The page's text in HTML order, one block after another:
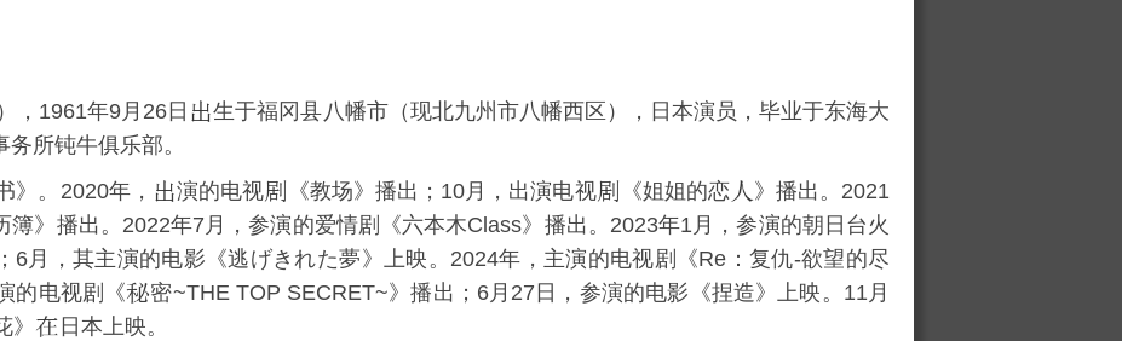
，1961年9月26日 生于福冈县八幡市（现北九州市八幡西区 ），日本演员，毕业于东海大
所钝牛俱乐部。
》。2020年， 演的电视 《教场》播出；10月，出演电视 《姐姐的恋
》播出。2021
簿》播出。2022年7月，参演的爱情剧《六本木Class》播出。2023年1月，参演的朝日台火
6月，其主演的电影《逃げきれた夢》上映。2024年，主演的电视剧《Re：复仇-欲望的尽
的电视剧《
密~THE TOP SECRET~》播出；6月27日，参演的电影《捏造》上映。11月
日本上映。